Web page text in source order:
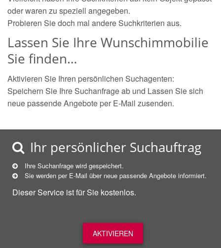
oder waren zu speziell angegeben.
Probieren Sie doch mal andere Suchkriterien aus.
Lassen Sie Ihre Wunschimmobilie
Sie finden…
Aktivieren Sie Ihren persönlichen Suchagenten:
Speichern Sie Ihre Suchanfrage ab und Lassen Sie sich
neue passende Angebote per E-Mail zusenden.
Ihr persönlicher Suchauftrag
Ihre Suchanfrage wird gespeichert.
Sie werden per E-Mail über neue passende Angebote informiert.
Dieser Service ist für Sie kostenlos.
AKTIVIEREN